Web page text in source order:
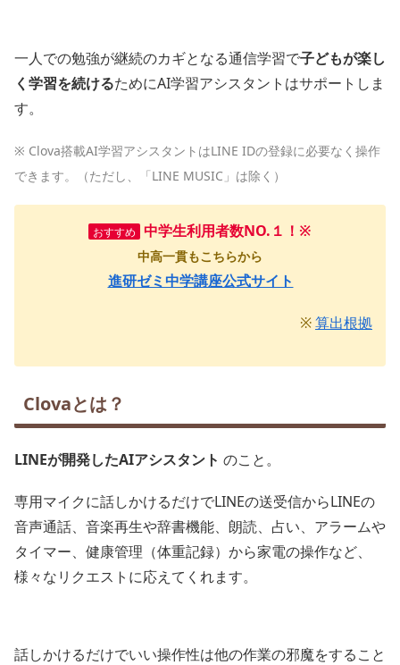
一人での勉強が継続のカギとなる通信学習で子どもが楽し
く学習を続けるためにAI学習アシスタントはサポートしま
す。
※ Clova搭載AI学習アシスタントはLINE IDの登録に必要なく操作
できます。（ただし、「LINE MUSIC」は除く）
おすすめ 中学生利用者数NO.１！ ※
中高一貫もこちらから
進研ゼミ中学講座公式サイト
※算出根拠
Clovaとは？
LINEが開発したAIアシスタント のこと。
専用マイクに話しかけるだけでLINEの送受信からLINEの
音声通話、音楽再生や辞書機能、朗読、占い、アラームや
タイマー、健康管理（体重記録）から家電の操作など、
様々なリクエストに応えてくれます。
話しかけるだけでいい操作性は他の作業の邪魔をすること